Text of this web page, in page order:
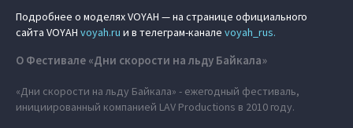
Подробнее о моделях VOYAH — на странице официального
сайта VOYAH voyah.ru и в телеграм-канале voyah_rus.
О Фестивале «Дни скорости на льду Байкала»
«Дни скорости на льду Байкала» - ежегодный фестиваль,
инициированный компанией LAV Productions в 2010 году.